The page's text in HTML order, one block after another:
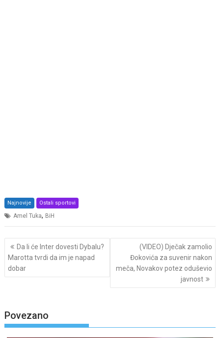
Najnovije Ostali sportovi
Amel Tuka, BiH
Post
navigation
Da li će Inter dovesti Dybalu?
Marotta tvrdi da im je napad
dobar
(VIDEO) Dječak zamolio
Đokovića za suvenir nakon
meča, Novakov potez oduševio
javnost
Povezano